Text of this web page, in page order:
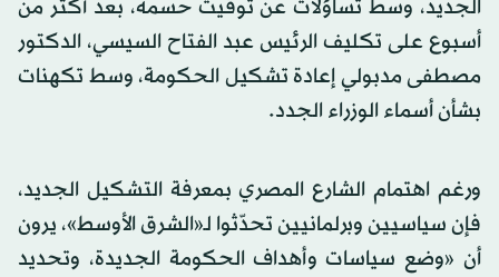
الجديد، وسط تساؤلات عن توقيت حسمه، بعد أكثر من
أسبوع على تكليف الرئيس عبد الفتاح السيسي، الدكتور
مصطفى مدبولي إعادة تشكيل الحكومة، وسط تكهنات
بشأن أسماء الوزراء الجدد.
ورغم اهتمام الشارع المصري بمعرفة التشكيل الجديد،
فإن سياسيين وبرلمانيين تحدّثوا لـ«الشرق الأوسط»، يرون
أن «وضع سياسات وأهداف الحكومة الجديدة، وتحديد